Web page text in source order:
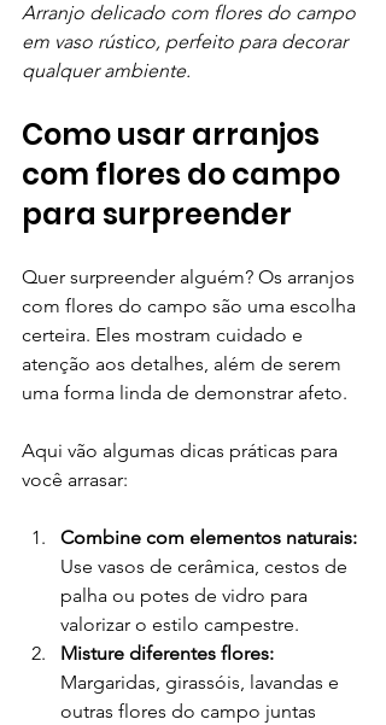
Arranjo delicado com flores do campo
em vaso rústico, perfeito para decorar
qualquer ambiente.
Como usar arranjos
com flores do campo
para surpreender
Quer surpreender alguém? Os arranjos
com flores do campo são uma escolha
certeira. Eles mostram cuidado e
atenção aos detalhes, além de serem
uma forma linda de demonstrar afeto.
Aqui vão algumas dicas práticas para
você arrasar:
Combine com elementos naturais:
Use vasos de cerâmica, cestos de
palha ou potes de vidro para
valorizar o estilo campestre.
Misture diferentes flores:
Margaridas, girassóis, lavandas e
outras flores do campo juntas